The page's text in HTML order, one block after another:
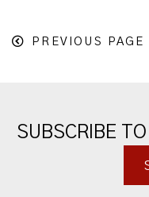
PREVIOUS PAGE
SUBSCRIBE